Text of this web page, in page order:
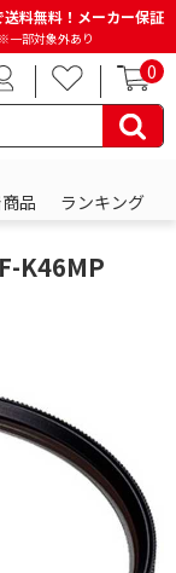
料無料！メーカー保証
※一部対象外あり
0
品 ランキング
K46MP